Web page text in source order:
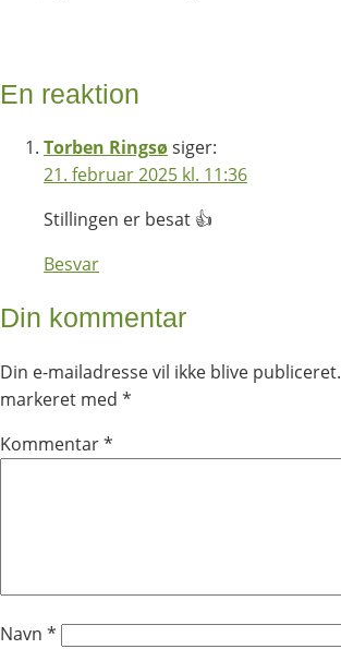
En reaktion
Torben Ringsøsiger:
21. februar 2025 kl. 11:36
Stillingen er besat 👍
Besvar
Din kommentar
Din e-mailadresse vil ikke blive publiceret.
markeret med *
Kommentar*
Navn *